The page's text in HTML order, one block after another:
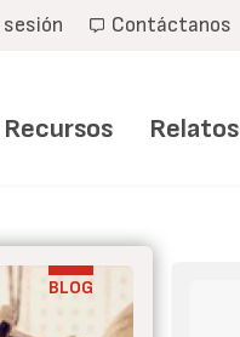
Contáctanos
Recursos Relatos
BLOG